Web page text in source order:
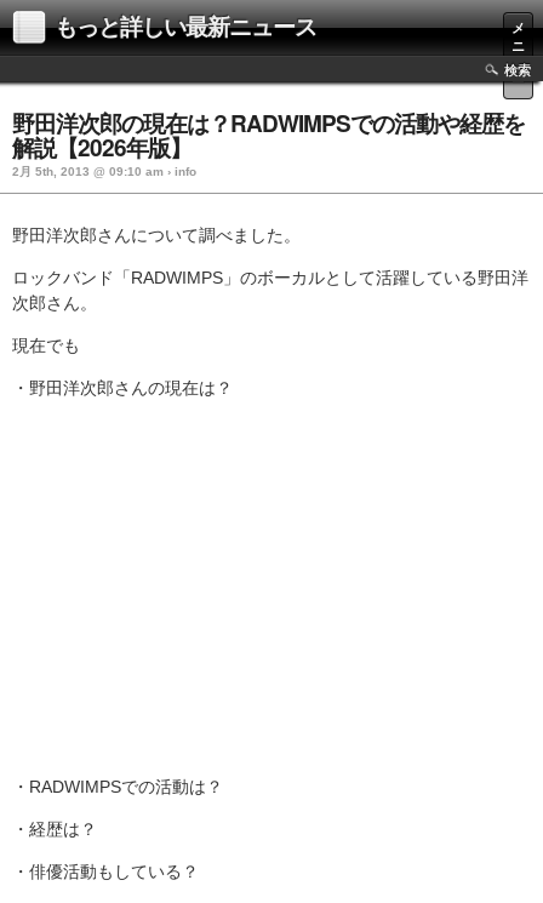
もっと詳しい最新ニュース
メ
ニ
ュ
ー
検索
野田洋次郎の現在は？RADWIMPSでの活動や経歴を
解説【2026年版】
2月 5th, 2013 @ 09:10 am › info
野田洋次郎さんについて調べました。
ロックバンド「RADWIMPS」のボーカルとして活躍している野田洋
次郎さん。
現在でも
・野田洋次郎さんの現在は？
・RADWIMPSでの活動は？
・経歴は？
・俳優活動もしている？